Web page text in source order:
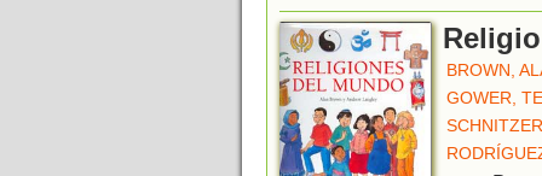
BROWN,
GOWER,